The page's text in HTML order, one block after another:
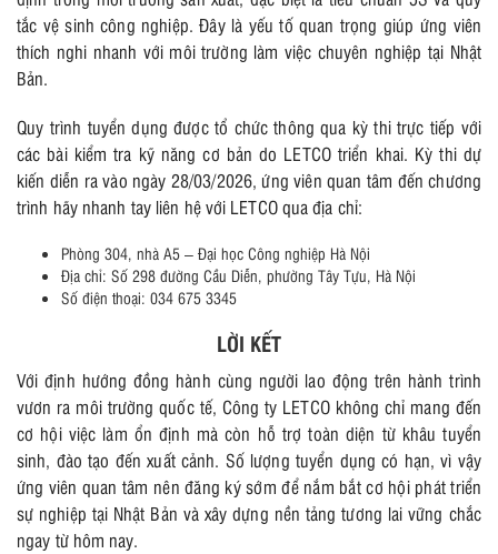
tắc vệ sinh công nghiệp. Đây là yếu tố quan trọng giúp ứng viên
thích nghi nhanh với môi trường làm việc chuyên nghiệp tại Nhật
Bản.
Quy trình tuyển dụng được tổ chức thông qua kỳ thi trực tiếp với
các bài kiểm tra kỹ năng cơ bản do LETCO triển khai. Kỳ thi dự
kiến diễn ra vào ngày 28/03/2026, ứng viên quan tâm đến chương
trình hãy nhanh tay liên hệ với LETCO qua địa chỉ:
Phòng 304, nhà A5 – Đại học Công nghiệp Hà Nội
Địa chỉ: Số 298 đường Cầu Diễn, phường Tây Tựu, Hà Nội
Số điện thoại: 034 675 3345
LỜI KẾT
Với định hướng đồng hành cùng người lao động trên hành trình
vươn ra môi trường quốc tế, Công ty LETCO không chỉ mang đến
cơ hội việc làm ổn định mà còn hỗ trợ toàn diện từ khâu tuyển
sinh, đào tạo đến xuất cảnh. Số lượng tuyển dụng có hạn, vì vậy
ứng viên quan tâm nên đăng ký sớm để nắm bắt cơ hội phát triển
sự nghiệp tại Nhật Bản và xây dựng nền tảng tương lai vững chắc
ngay từ hôm nay.